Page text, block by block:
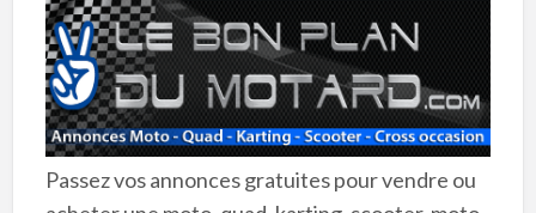
Passez vos annonces gratuites pour vendre ou